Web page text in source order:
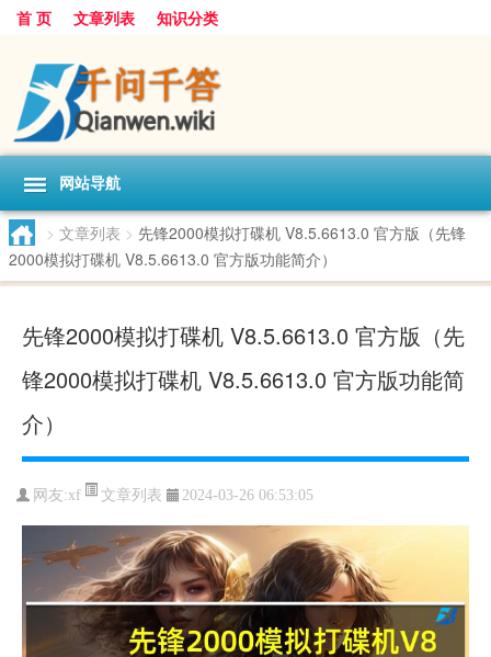
首 页 文章列表 知识分类
网站导航
> 文章列表 > 先锋2000模拟打碟机 V8.5.6613.0 官方版（先锋
2000模拟打碟机 V8.5.6613.0 官方版功能简介）
先锋2000模拟打碟机 V8.5.6613.0 官方版（先
锋2000模拟打碟机 V8.5.6613.0 官方版功能简
介）
网友:xf 文章列表 2024-03-26 06:53:05